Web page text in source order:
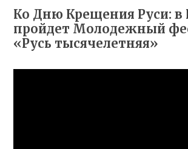
Ко Дню Крещения Руси:
пройдет Молодежный
«Русь тысячелетняя»